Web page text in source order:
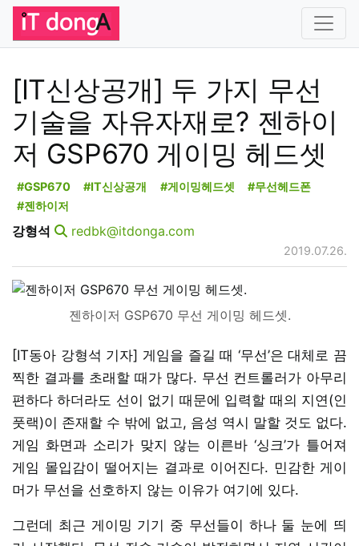
[IT신상공개] 두 가지 무선
기술을 자유자재로? 젠하이
저 GSP670 게이밍 헤드셋
#GSP670 #IT신상공개 #게이밍헤드셋
#무선헤드폰
#젠하이저
강형석 redbk@itdonga.com
2019.07.26.
젠하이저 GSP670 무선 게이밍 헤드셋.
[IT동아 강형석 기자] 게임을 즐길 때 ‘무선’은 대체로 끔
찍한 결과를 초래할 때가 많다. 무선 컨트롤러가 아무리
편하다 하더라도 선이 없기 때문에 입력할 때의 지연(인
풋랙)이 존재할 수 밖에 없고, 음성 역시 말할 것도 없다.
게임 화면과 소리가 맞지 않는 이른바 ‘싱크’가 틀어져
게임 몰입감이 떨어지는 결과로 이어진다. 민감한 게이
머가 무선을 선호하지 않는 이유가 여기에 있다.
그런데 최근 게이밍 기기 중 무선들이 하나 둘 눈에 띄